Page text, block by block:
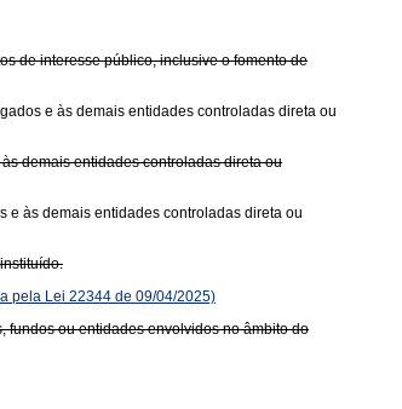
de interesse público, inclusive o fomento de
e às demais entidades controladas direta ou
demais entidades controladas direta ou
e às demais entidades controladas direta ou
pela Lei 22344 de 09/04/2025)
fundos ou entidades envolvidos no âmbito do